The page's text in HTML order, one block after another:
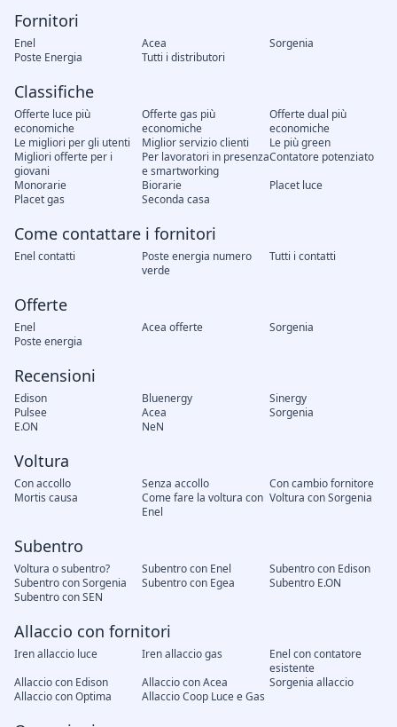
Fornitori
Enel Acea
Sorgenia
Poste Energia
Tutti i distributori
Classifiche
Offerte luce più
economiche
Offerte gas più
economiche
Offerte dual più
economiche
Le migliori per gli utenti
Miglior servizio clienti
Le più green
Migliori offerte per i
giovani
Per lavoratori in presenza
e smartworking
Contatore potenziato
Monorarie
Biorarie
Placet luce
Placet gas
Seconda casa
Come contattare i fornitori
Enel contatti
Poste energia numero
verde
Tutti i contatti
Offerte
Enel Acea offerte
Sorgenia
Poste energia
Recensioni
Edison Bluenergy
Sinergy
Pulsee
Acea
Sorgenia
E.ON
NeN
Voltura
Con accollo Senza accollo
Con cambio fornitore
Mortis causa
Come fare la voltura con
Enel
Voltura con Sorgenia
Subentro
Voltura o subentro? Subentro con Enel
Subentro con Edison
Subentro con Sorgenia
Subentro con Egea
Subentro E.ON
Subentro con SEN
Allaccio con fornitori
Iren allaccio luce Iren allaccio gas
Enel con contatore
esistente
Allaccio con Edison
Allaccio con Acea
Sorgenia allaccio
Allaccio con Optima
Allaccio Coop Luce e Gas